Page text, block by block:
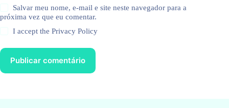
Salvar meu nome, e-mail e site neste navegador para a
próxima vez que eu comentar.
I accept thePrivacy Policy
Publicar comentário